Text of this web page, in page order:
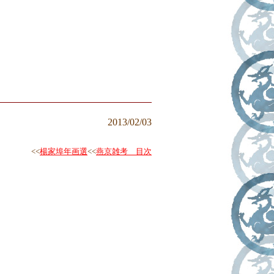
2013/02/03
<<楊家埠年画選<<燕京雑考 目次